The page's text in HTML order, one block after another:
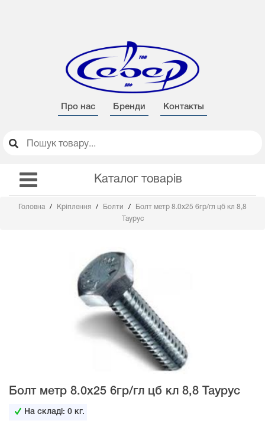
Про нас Бренди Контакты
Каталог товарів
Головна Кріплення Болти
Болт метр 8.0х25 6гр/гл цб кл 8,8
Таурус
Болт метр 8.0х25 6гр/гл цб кл 8,8 Таурус
На складі:0 кг.